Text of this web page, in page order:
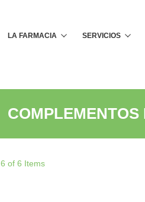
LA FARMACIA SERVICIOS
6 of 6 Items